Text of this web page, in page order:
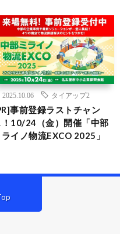
2025.10.06 タイアップ2
事前登録ラストチャン
！10/24（金）開催「中部
ライノ物流EXCO 2025」